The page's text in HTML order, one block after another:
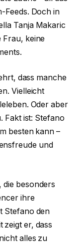
Feeds. Doch in
Tanja Makaric
Frau, keine
dass manche
Vielleicht
Oder aber
Fakt ist: Stefano
besten kann –
und
die besonders
ihre
Stefano den
zeigt er, dass
alles zu